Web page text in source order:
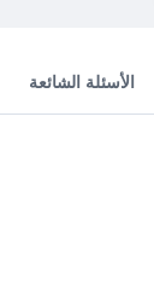
الأسئلة الشائعة